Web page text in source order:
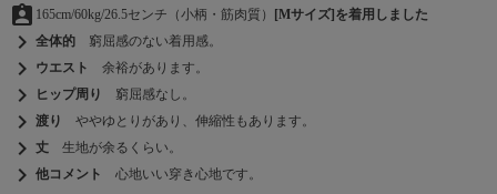
assignment_ind 165cm/60kg/26.5センチ（小柄・筋肉質） [Mサイズ]を着用しました
chevron_right 全体的 窮屈感のない着用感。
chevron_right ウエスト 余裕があります。
chevron_right ヒップ周り 窮屈感なし。
chevron_right 渡り ややゆとりがあり、伸縮性もあります。
chevron_right 丈 生地が余るくらい。
chevron_right 他コメント 心地いい穿き心地です。